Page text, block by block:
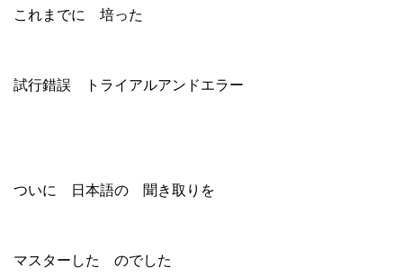
これまでに 培った
試行錯誤 トライアルアンドエラー
ついに 日本語の 聞き取りを
マスターした のでした